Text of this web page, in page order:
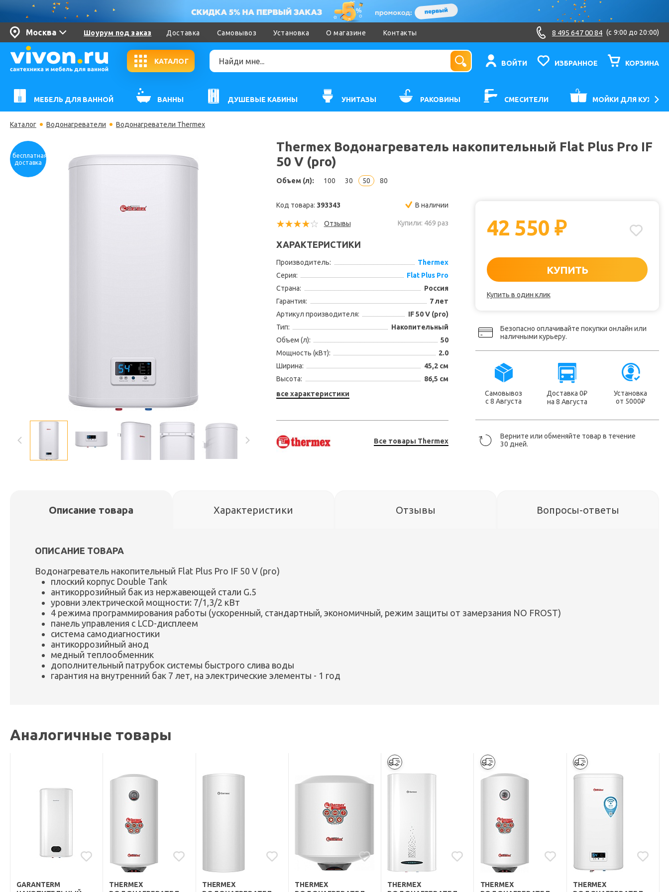
Москва Шоурум под заказ Доставка Самовывоз Установка О магазине Контакты 8 495 647 00 84 (c 9:00 до 20:00)
КАТАЛОГ ВОЙТИ ИЗБРАННОЕ КОРЗИНА
МЕБЕЛЬ ДЛЯ ВАННОЙ ВАННЫ ДУШЕВЫЕ КАБИНЫ УНИТАЗЫ РАКОВИНЫ СМЕСИТЕЛИ МОЙКИ ДЛЯ КУХНИ
Каталог Водонагреватели Водонагреватели Thermex
бесплатная
доставка
Thermex Водонагреватель накопительный Flat Plus Pro IF
50 V (pro)
Объем (л): 100 30 50 80
Код товара: 393343 В наличии
Отзывы Купили: 469 раз
ХАРАКТЕРИСТИКИ
Производитель:
Thermex
Серия:
Flat Plus Pro
Страна:
Россия
Гарантия:
7 лет
Артикул производителя:
IF 50 V (pro)
Тип:
Накопительный
Объем (л):
50
Мощность (кВт):
2.0
Ширина:
45,2 см
Высота:
86,5 см
все характеристики
Все товары Thermex
42 550₽
КУПИТЬ
Купить в один клик
Безопасно оплачивайте покупки онлайн или
наличными курьеру.
Самовывоз
с 8 Августа
Доставка 0₽
на 8 Августа
Установка
от 5000₽
Верните или обменяйте товар в течение
30 дней.
Описание товара Характеристики Отзывы Вопросы-ответы
ОПИСАНИЕ ТОВАРА
Водонагреватель накопительный Flat Plus Pro IF 50 V (pro)
плоский корпус Double Tank
антикоррозийный бак из нержавеющей стали G.5
уровни электрической мощности: 7/1,3/2 кВт
4 режима программирования работы (ускоренный, стандартный, экономичный, режим защиты от замерзания NO FROST)
панель управления с LCD-дисплеем
система самодиагностики
антикоррозийный анод
медный теплообменник
дополнительный патрубок системы быстрого слива воды
гарантия на внутренний бак 7 лет, на электрические элементы - 1 год
Аналогичные товары
GARANTERM
THERMEX
THERMEX
THERMEX
THERMEX
THERMEX
THERMEX